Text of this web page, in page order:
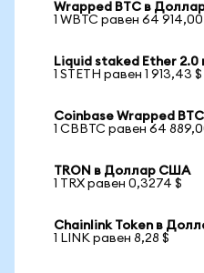
Wrapped BTC в
1 WBTC равен 64 914,00
Liquid staked Ether
1 STETH равен 1 913,43 $
Coinbase Wrapped
1 CBBTC равен 64
TRON в Доллар США
1 TRX равен 0,3274 $
Chainlink Token в
1 LINK равен 8,28 $